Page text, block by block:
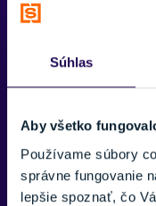
Súhlas
Aby všetko
Používame súbory
správne fungovanie
lepšie spoznať, čo
FLEX INDEX
90
KLIPSY
25/26
ZNAČKA
Tecnica
GripWalk podrážky
Zvyšujú komfort pri
ISO 23223
Normovaná podrážka
ISO štandardu